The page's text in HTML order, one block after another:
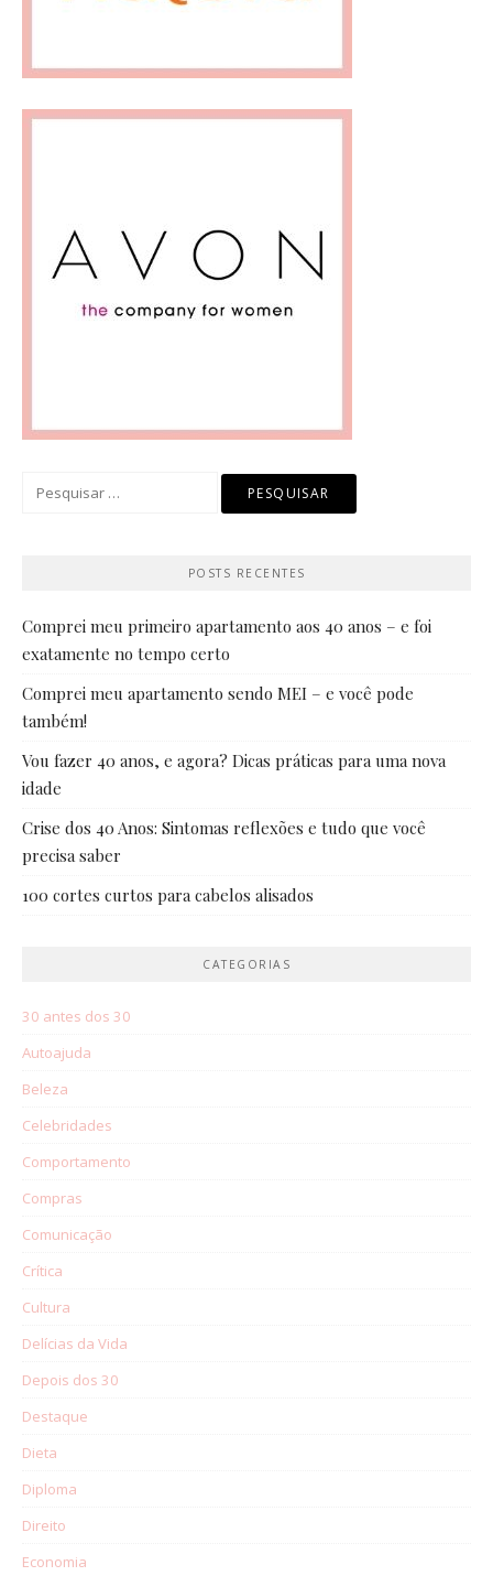
POSTS RECENTES
Comprei meu primeiro apartamento aos 40 anos – e foi
exatamente no tempo certo
Comprei meu apartamento sendo MEI – e você pode
também!
Vou fazer 40 anos, e agora? Dicas práticas para uma nova
idade
Crise dos 40 Anos: Sintomas reflexões e tudo que você
precisa saber
100 cortes curtos para cabelos alisados
CATEGORIAS
30 antes dos 30
Autoajuda
Beleza
Celebridades
Comportamento
Compras
Comunicação
Crítica
Cultura
Delícias da Vida
Depois dos 30
Destaque
Dieta
Diploma
Direito
Economia